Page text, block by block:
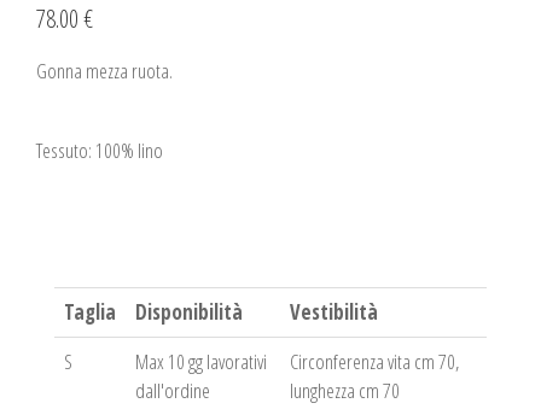
78.00 €
Gonna mezza ruota.
Tessuto: 100% lino
Taglia Disponibilità
Vestibilità
S
Max 10 gg lavorativi
dall'ordine
Circonferenza vita cm 70,
lunghezza cm 70